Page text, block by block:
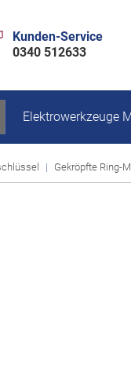
Kunden-Service
0340 512633
Elektrowerkzeuge
Gekröpfte Ring-